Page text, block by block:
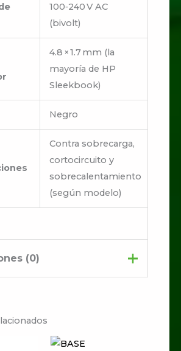
100‑240 V AC
(bivolt)
4.8 × 1.7 mm (la
mayoría de HP
Sleekbook)
Negro
Contra sobrecarga,
cortocircuito y
sobrecalentamiento
(según modelo)
(0)
primero en valorar